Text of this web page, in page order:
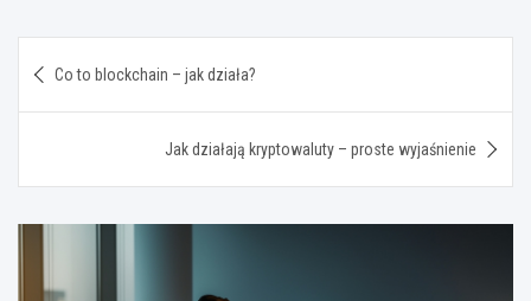
wpisu
Co to blockchain – jak działa?
Jak działają kryptowaluty – proste wyjaśnienie